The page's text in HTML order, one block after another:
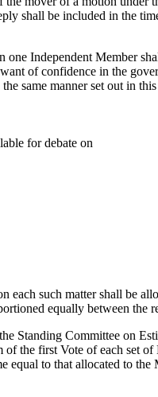
shall be included in the
one Independent Member
of confidence in the
same manner set out in
for debate on
each such matter shall be
equally between the
Standing Committee on
the first Vote of each set of
equal to that allocated to the